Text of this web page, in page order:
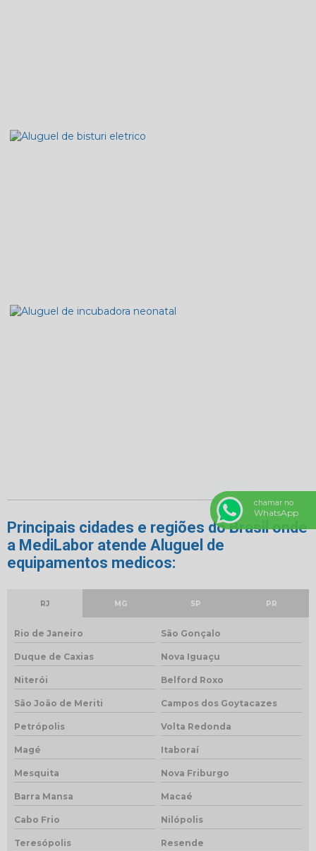
Principais cidades e regiões do Brasil onde
a MediLabor atende Aluguel de
equipamentos medicos:
RJ MG SP PR
Rio de Janeiro São Gonçalo
Duque de Caxias Nova Iguaçu
Niterói Belford Roxo
São João de Meriti Campos dos Goytacazes
Petrópolis Volta Redonda
Magé Itaboraí
Mesquita Nova Friburgo
Barra Mansa Macaé
Cabo Frio Nilópolis
Teresópolis Resende
chamar no
WhatsApp